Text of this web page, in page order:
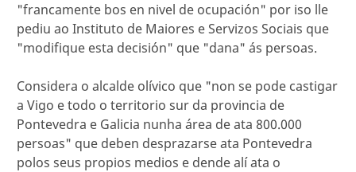
"francamente bos en nivel de ocupación" por iso lle
pediu ao Instituto de Maiores e Servizos Sociais que
"modifique esta decisión" que "dana" ás persoas.
Considera o alcalde olívico que "non se pode castigar
a Vigo e todo o territorio sur da provincia de
Pontevedra e Galicia nunha área de ata 800.000
persoas" que deben desprazarse ata Pontevedra
polos seus propios medios e dende alí ata o